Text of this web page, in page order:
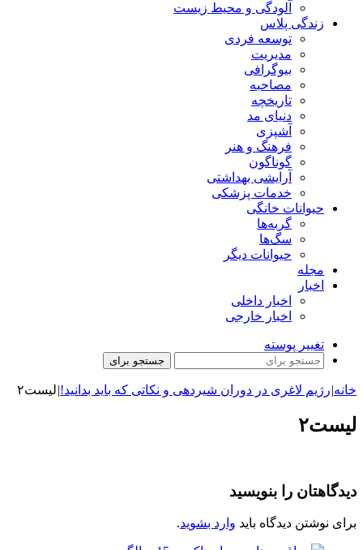
آلودگی و محیط زیست
زندگی پلاس
توسعه فردی
مدیریت
بیوگرافی
مصاحبه
تاریخچه
دنیای مد
آشپزی
فرهنگ و هنر
گوناگون
آرایشی بهداشتی
خدمات پزشکی
حیوانات خانگی
گربه‌ها
سگ‌ها
حیوانات دیگر
مجله
اخبار
اخبار داخلی
اخبار خارجی
تغییر پوسته
جستجو برای
خانه|رژیم لاغری در دوران شیردهی و نکاتی که باید بدانید!|لیست۲
لیست۲
دیدگاهتان را بنویسید
برای نوشتن دیدگاه باید وارد بشوید.